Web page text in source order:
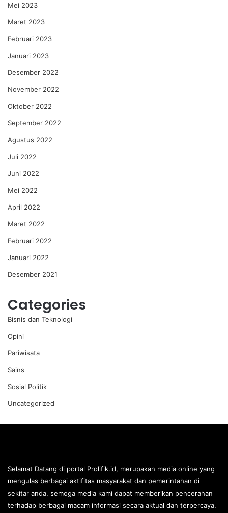
Mei 2023
Maret 2023
Februari 2023
Januari 2023
Desember 2022
November 2022
Oktober 2022
September 2022
Agustus 2022
Juli 2022
Juni 2022
Mei 2022
April 2022
Maret 2022
Februari 2022
Januari 2022
Desember 2021
Categories
Bisnis dan Teknologi
Opini
Pariwisata
Sains
Sosial Politik
Uncategorized
Selamat Datang di portal Prolifik.id, merupakan media online yang
mengulas berbagai aktifitas masyarakat dan pemerintahan di
sekitar anda, semoga media kami dapat memberikan pencerahan
terhadap berbagai macam informasi secara aktual dan terpercaya.